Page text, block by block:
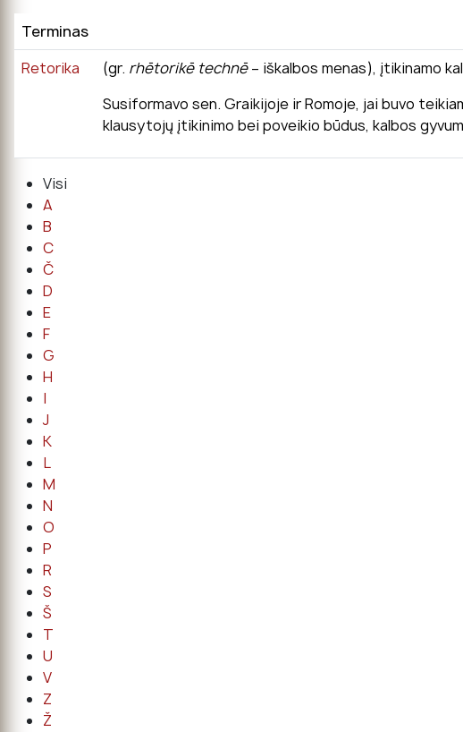
Terminas
Retorika
(gr. rhētorikē technē– iškalbos menas), įtikinamo
Susiformavo sen. Graikijoje ir Romoje, jai buvo
klausytojų įtikinimo bei poveikio būdus, kalbos
Visi
A
B
C
Č
D
E
F
G
H
I
J
K
L
M
N
O
P
R
S
Š
T
U
V
Z
Ž